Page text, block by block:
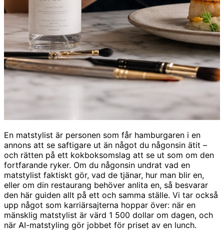
En matstylist är personen som får hamburgaren i en
annons att se saftigare ut än något du någonsin ätit –
och rätten på ett kokboksomslag att se ut som om den
fortfarande ryker. Om du någonsin undrat vad en
matstylist faktiskt gör, vad de tjänar, hur man blir en,
eller om din restaurang behöver anlita en, så besvarar
den här guiden allt på ett och samma ställe. Vi tar också
upp något som karriärsajterna hoppar över: när en
mänsklig matstylist är värd 1 500 dollar om dagen, och
när AI-matstyling gör jobbet för priset av en lunch.